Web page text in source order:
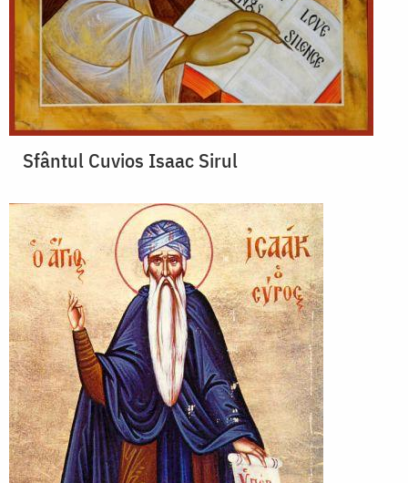
Sfântul Cuvios Isaac Sirul